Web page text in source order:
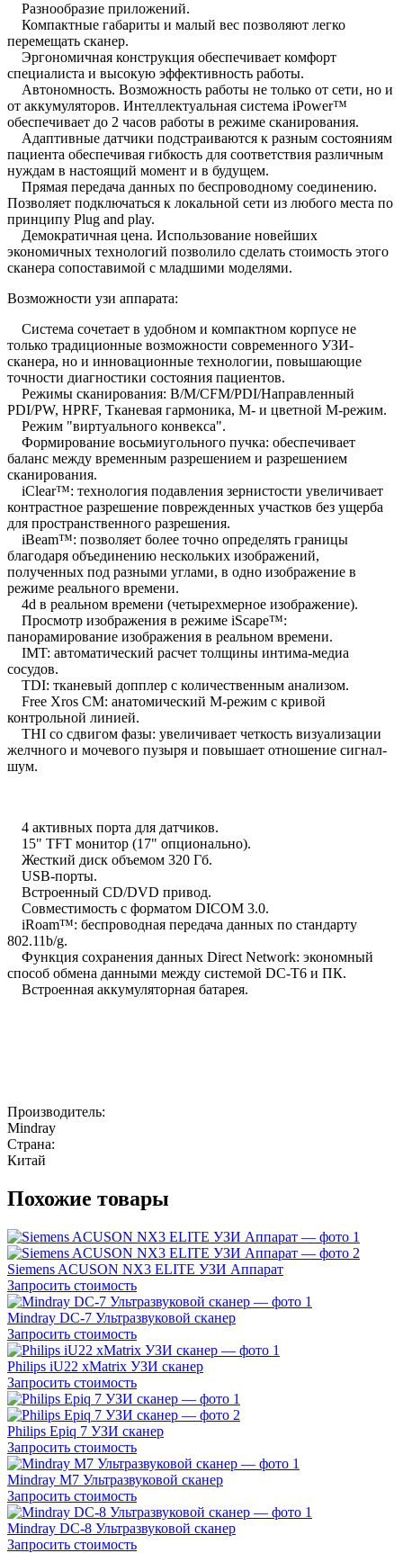
Разнообразие приложений.
Компактные габариты и малый вес позволяют легко
перемещать сканер.
Эргономичная конструкция обеспечивает комфорт
специалиста и высокую эффективность работы.
Автономность. Возможность работы не только от сети, но и
от аккумуляторов. Интеллектуальная система iPower™
обеспечивает до 2 часов работы в режиме сканирования.
Адаптивные датчики подстраиваются к разным состояниям
пациента обеспечивая гибкость для соответствия различным
нуждам в настоящий момент и в будущем.
Прямая передача данных по беспроводному соединению.
Позволяет подключаться к локальной сети из любого места по
принципу Plug and play.
Демократичная цена. Использование новейших
экономичных технологий позволило сделать стоимость этого
сканера сопоставимой с младшими моделями.
Возможности узи аппарата:
Система сочетает в удобном и компактном корпусе не
только традиционные возможности современного УЗИ-
сканера, но и инновационные технологии, повышающие
точности диагностики состояния пациентов.
Режимы сканирования: B/M/CFM/PDI/Направленный
PDI/PW, HPRF, Тканевая гармоника, М- и цветной М-режим.
Режим "виртуального конвекса".
Формирование восьмиугольного пучка: обеспечивает
баланс между временным разрешением и разрешением
сканирования.
iClear™: технология подавления зернистости увеличивает
контрастное разрешение поврежденных участков без ущерба
для пространственного разрешения.
iBeam™: позволяет более точно определять границы
благодаря объединению нескольких изображений,
полученных под разными углами, в одно изображение в
режиме реального времени.
4d в реальном времени (четырехмерное изображение).
Просмотр изображения в режиме iScape™:
панорамирование изображения в реальном времени.
IMT: автоматический расчет толщины интима-медиа
сосудов.
TDI: тканевый допплер с количественным анализом.
Free Xros CM: анатомический M-режим с кривой
контрольной линией.
THI со сдвигом фазы: увеличивает четкость визуализации
желчного и мочевого пузыря и повышает отношение сигнал-
шум.
4 активных порта для датчиков.
15" TFT монитор (17" опционально).
Жесткий диск объемом 320 Гб.
USB-порты.
Встроенный CD/DVD привод.
Совместимость с форматом DICOM 3.0.
iRoam™: беспроводная передача данных по стандарту
802.11b/g.
Функция сохранения данных Direct Network: экономный
способ обмена данными между системой DC-T6 и ПК.
Встроенная аккумуляторная батарея.
Производитель:
Mindray
Страна:
Китай
Похожие товары
Siemens ACUSON NX3 ELITE УЗИ Аппарат
Запросить стоимость
Mindray DC-7 Ультразвуковой сканер
Запросить стоимость
Philips iU22 xMatrix УЗИ сканер
Запросить стоимость
Philips Epiq 7 УЗИ сканер
Запросить стоимость
Mindray M7 Ультразвуковой сканер
Запросить стоимость
Mindray DC-8 Ультразвуковой сканер
Запросить стоимость